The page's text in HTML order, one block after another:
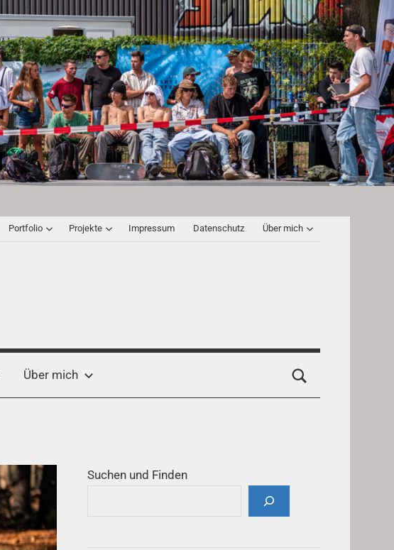
Portfolio Projekte Impressum Datenschutz Über mich
Über mich
Suchen und Finden